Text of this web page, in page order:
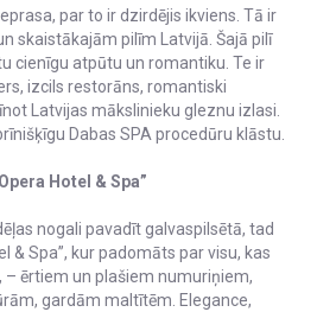
par to ir dzirdējis ikviens. Tā ir
skaistākajām pilīm Latvijā. Šajā pilī
cienīgu atpūtu un romantiku. Te ir
izcils restorāns, romantiski
Latvijas mākslinieku gleznu izlasi.
Dabas SPA procedūru klāstu.
Hotel & Spa”
nogali pavadīt galvaspilsētā, tad
& Spa”, kur padomāts par visu, kas
ērtiem un plašiem numuriņiem,
gardām maltītēm. Elegance,